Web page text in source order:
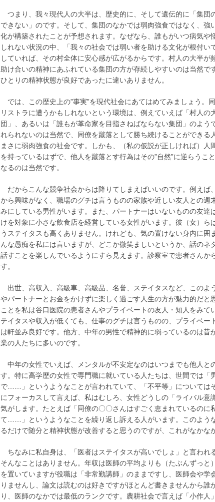
つまり、我々現代人の大半は、歴史的に、そして遺伝的に「集団
できない」のです。そして、集団のなかでは弱肉強食ではなく、強
化が構築されたことが予想されます。なぜなら、誰もがいつ病気や
しれない状況の中、「我々の社会では弱い者を助ける文化が根付い
していれば、その村全体に安心感が広がるからです。村人の大半が
助け合いの精神にあふれている集団の方が存続しやすいのは当然で
ひとりの精神状態が良好であったに違いありません。
では、この歴史上の”事実”を現代社会にあてはめてみましょう。
リストラに遭うかもしれないという環境は、例えていえば「村人の
団」、あるいは「誰もが革命家を目指さねばならない集団」のよう
れられないのは当然で、同僚を蹴落として勝ち続けることができる
まさに弱肉強食の社会です。しかも、（私の仮説が正しければ）人
を持っているはずで、他人を蹴落とす行為はその”自然”に逆らうこ
なるのは当然です。
だからこんな競争社会からは降りてしまえばいいのです。例えば
から興味がなく、職場のグチは言うものの家族や近しい友人との週
みにしている男性がいます。また、パートナーはいないものの友達
けを対象に小さな飲食店を経営している女性がいます。彼（女）ら
うステイタスも高くありません。けれども、気の置けない身内に囲
んな愚痴を私には言いますが、どこか微笑ましいというか、話のネ
話すことを楽しんでいるようにすら見えます。診察室で患者さんか
す。
出世、高収入、高級車、高級品、名誉、ステイタスなど、このよ
やパートナーとお金をかけずに楽しく過ごす人生の方が魅力的だと
ことを私は谷口医院の患者さんやプライベートの友人・知人をみて
テイタスや収入が低くても、仕事のグチは言うものの、プライベー
は軒並み良好です。 他方、中年の男性で精神的に弱っているのは昔
業の人たちに多いのです。
中年の女性でいえば、メンタルが不安定なのはいつまでも他人と
す。特に高学歴の女性で専門職に就いている人たちは、世間では「
で……」というようなことが言われていて、「不平等」については
にフォーカスして言えば、私はむしろ、女性どうしの「ライバル意
気がします。たとえば「同僚の〇〇さんはすごく恵まれているのに
て……」というようなことを繰り返し訴える人がいます。このよう
るだけで随分と精神状態が改善すると思うのですが、これがなかな
ちなみに私自身は、「医者はステイタスが高いでしょ」と言われ
そんなことはありません。年収は医師の平均よりも（たぶんずっと
を置いていますが役職は「非常勤講師」のままですし、医師会や学
りませんし、論文は読むのは好きですがほとんど書きませんから誰
り、医師のなかでは最低のランクです。農耕社会で言えば「小作人